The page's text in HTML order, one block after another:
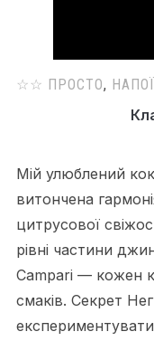
☆☆ ПРОСТО, НАПОЇ
Мій улюблений
витончена
цитрусової
рівні частини
Campari — кожен
смаків. Секрет